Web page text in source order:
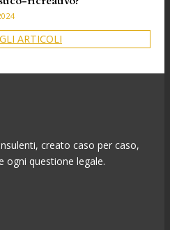
ARTICOLI
creato caso per caso,
ogni questione legale.